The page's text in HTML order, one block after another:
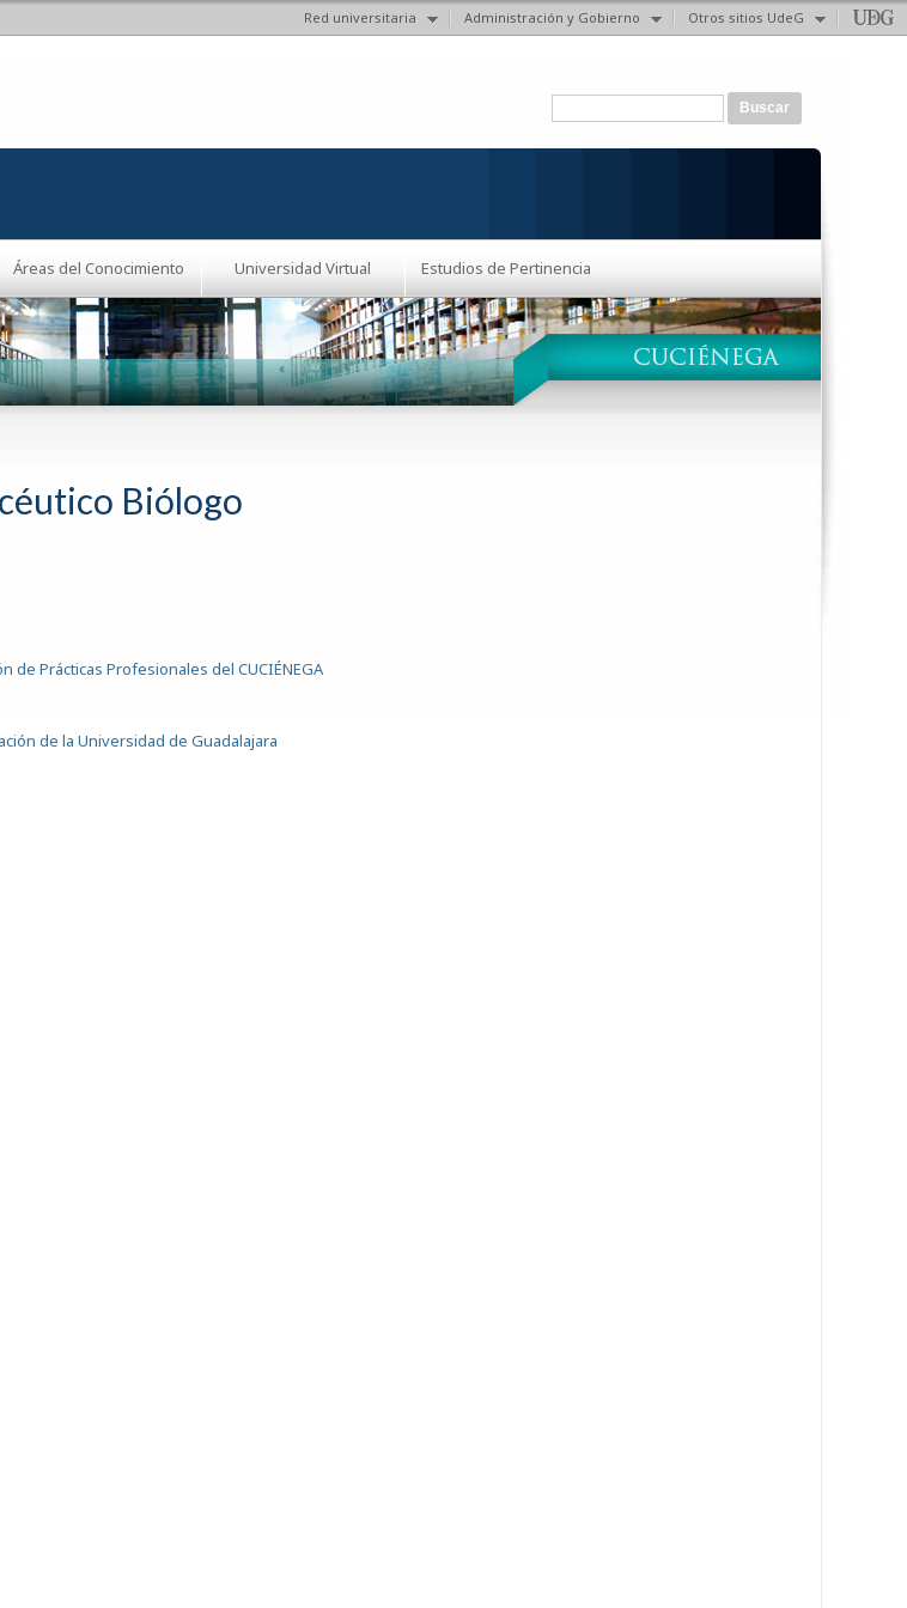
Red universitaria Administración y Gobierno Otros sitios UdeG
Formulario de búsqueda
Áreas del Conocimiento Universidad Virtual Estudios de Pertinencia
Biólogo
de Prácticas Profesionales del CUCIÉNEGA
de la Universidad de Guadalajara